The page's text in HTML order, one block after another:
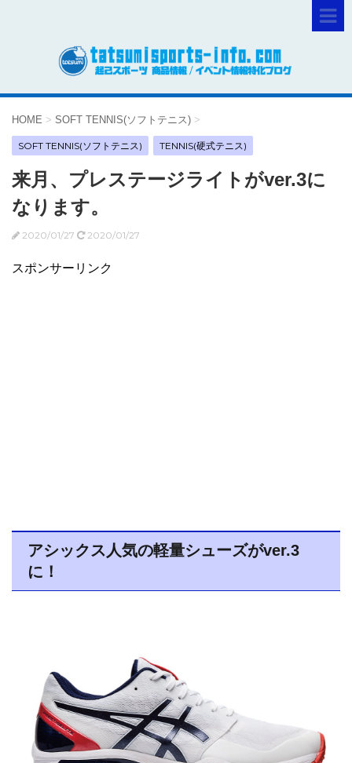
HOME > SOFT TENNIS(ソフトテニス) >
SOFT TENNIS(ソフトテニス) TENNIS(硬式テニス)
来月、プレステージライトがver.3に
なります。
2020/01/27 2020/01/27
スポンサーリンク
アシックス人気の軽量シューズがver.3
に！